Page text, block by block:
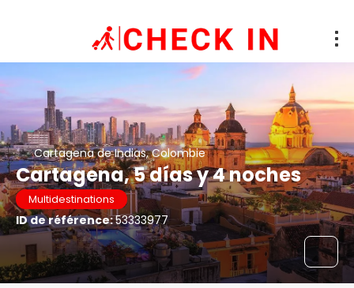
Cartagena de Indias, Colombie
Cartagena, 5 días y 4 noches
Multidestinations
ID de référence:53333977